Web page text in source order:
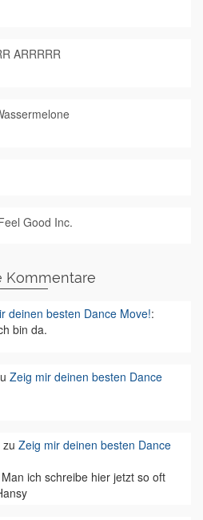
ARRRRR
Good Inc.
Kommentare
deinen besten Dance Move!:
bin da.
Zeig mir deinen besten Dance
zu Zeig mir deinen besten Dance
ich schreibe hier jetzt so oft